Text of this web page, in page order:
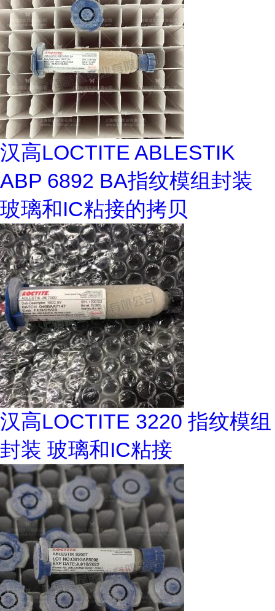
汉高LOCTITE ABLESTIK
ABP 6892 BA指纹模组封装
玻璃和IC粘接的拷贝
汉高LOCTITE 3220 指纹模组
封装 玻璃和IC粘接